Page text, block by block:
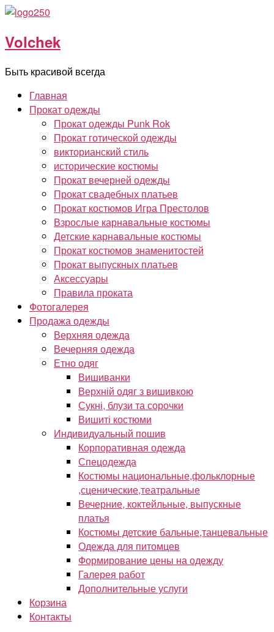
Перейти
содержимому
Volchek
Быть красивой всегда
Главная
Прокат одежды
Прокат одежды Punk Rok
Прокат готической одежды
викторианский стиль
исторические костюмы
Прокат вечерней одежды
Прокат свадебных платьев
Прокат костюмов Игра Престолов
Взрослые карнавальные костюмы
Детские карнавальные костюмы
Прокат костюмов знаменитостей
Прокат выпускных платьев
Аксессуары
Правила проката
Фотогалерея
Продажа одежды
Верхняя одежда
Вечерняя одежда
Етно одяг
Вишиванки
Верхній одяг з вишивкою
Сукні, блузи та сорочки
Вишиті костюми
Индивидуальный пошив
Корпоративная одежда
Спецодежда
Костюмы национальные,фольклорные
,сценические,театральные
Вечерние, коктейльные, выпускные
платья
Костюмы детские бальные,танцевальные
Одежда для питомцев
Формирование цены на одежду
Галерея работ
Дополнительные услуги
Корзина
Контакты